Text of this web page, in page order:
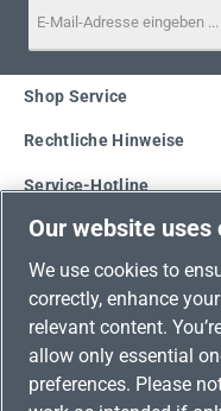
Service-Hotline
Shop Service
Rechtliche Hinweise
Unsere Vorteile
Versandarten
Zahlungsarten
Adresse
Umweltschutz &
Our website uses
We use cookies to
correctly, enhance
relevant content.
allow only essential
preferences. Please